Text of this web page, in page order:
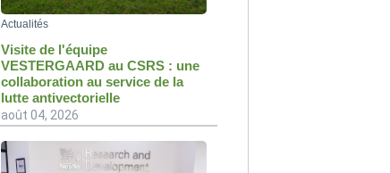
Actualités
Visite de l'équipe
VESTERGAARD au CSRS : une
collaboration au service de la
lutte antivectorielle
août 04, 2026